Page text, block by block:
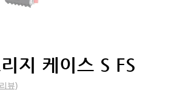
지 케이스 S FS
뷰)